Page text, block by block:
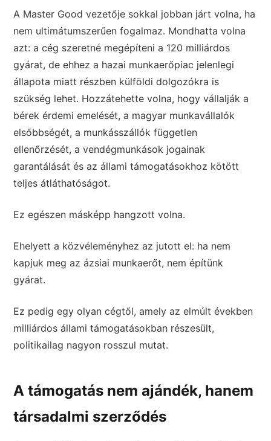
A Master Good vezetője sokkal jobban járt volna, ha
nem ultimátumszerűen fogalmaz. Mondhatta volna
azt: a cég szeretné megépíteni a 120 milliárdos
gyárat, de ehhez a hazai munkaerőpiac jelenlegi
állapota miatt részben külföldi dolgozókra is
szükség lehet. Hozzátehette volna, hogy vállalják a
bérek érdemi emelését, a magyar munkavállalók
elsőbbségét, a munkásszállók független
ellenőrzését, a vendégmunkások jogainak
garantálását és az állami támogatásokhoz kötött
teljes átláthatóságot.
Ez egészen másképp hangzott volna.
Ehelyett a közvéleményhez az jutott el: ha nem
kapjuk meg az ázsiai munkaerőt, nem építünk
gyárat.
Ez pedig egy olyan cégtől, amely az elmúlt években
milliárdos állami támogatásokban részesült,
politikailag nagyon rosszul mutat.
A támogatás nem ajándék, hanem
társadalmi szerződés